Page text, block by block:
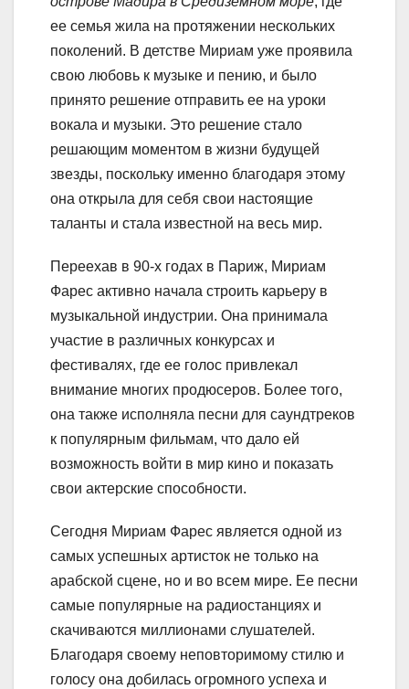
ее семья жила на протяжении нескольких
поколений. В детстве Мириам уже проявила
свою любовь к музыке и пению, и было
принято решение отправить ее на уроки
вокала и музыки. Это решение стало
решающим моментом в жизни будущей
звезды, поскольку именно благодаря этому
она открыла для себя свои настоящие
таланты и стала известной на весь мир.
Переехав в 90-х годах в Париж, Мириам
Фарес активно начала строить карьеру в
музыкальной индустрии. Она принимала
участие в различных конкурсах и
фестивалях, где ее голос привлекал
внимание многих продюсеров. Более того,
она также исполняла песни для саундтреков
к популярным фильмам, что дало ей
возможность войти в мир кино и показать
свои актерские способности.
Сегодня Мириам Фарес является одной из
самых успешных артисток не только на
арабской сцене, но и во всем мире. Ее песни
самые популярные на радиостанциях и
скачиваются миллионами слушателей.
Благодаря своему неповторимому стилю и
голосу она добилась огромного успеха и